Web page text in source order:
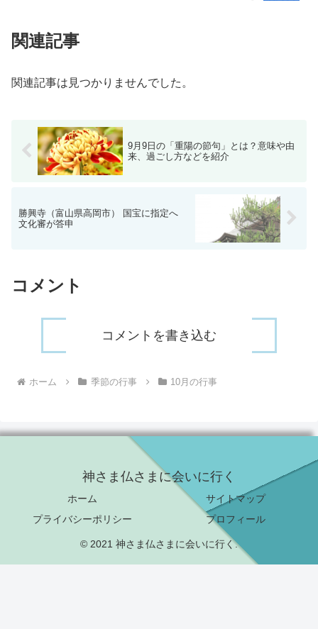
関連記事
関連記事は見つかりませんでした。
9月9日の「重陽の節句」とは？意味や由
来、過ごし方などを紹介
勝興寺（富山県高岡市） 国宝に指定へ
文化審が答申
コメント
コメントを書き込む
ホーム 季節の行事 10月の行事
神さま仏さまに会いに行く
ホーム
サイトマップ
プライバシーポリシー
プロフィール
© 2021 神さま仏さまに会いに行く.